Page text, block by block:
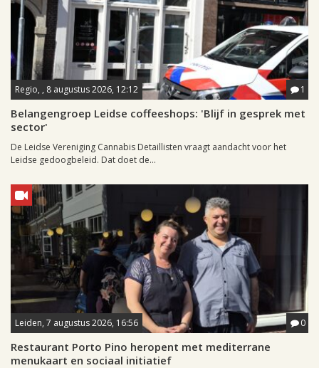
Regio, , 8 augustus 2026, 12:12 1
Belangengroep Leidse coffeeshops: 'Blijf in gesprek met
sector'
De Leidse Vereniging Cannabis Detaillisten vraagt aandacht voor het
Leidse gedoogbeleid. Dat doet de...
Leiden, 7 augustus 2026, 16:56 0
Restaurant Porto Pino heropent met mediterrane
menukaart en sociaal initiatief